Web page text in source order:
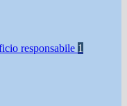
responsabile 1